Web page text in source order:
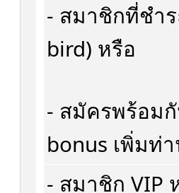
- สมาชิกที่ชำ
bird) หรือ
- สมัครพร้อม
bonus เพิ่มท่
- สมาชิก VIP